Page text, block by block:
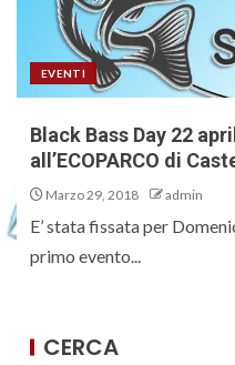
EVENTI
Black Bass Day 22
all’ECOPARCO di
Marzo 29, 2018 admin
E’ stata fissata per
primo evento...
CERCA